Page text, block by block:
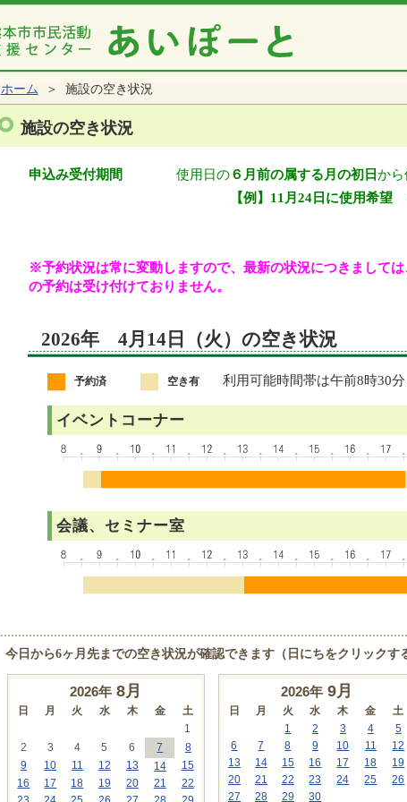
ホーム ＞ 施設の空き状況
施設の空き状況
申込み受付期間 使用日の６月前の属する月の初日か
【例】11月24日に使用希
※予約状況は常に変動しますので、最新の状況につきまして
の予約は受け付けておりません。
2026年 4月14日（火）の空き状況
予約済 空き有 利用可能時間帯は午前8時30分
イベントコーナー
会議、セミナー室
今日から6ヶ月先までの空き状況が確認できます（日にちをクリックす
2026年 8月
日 月 火 水 木 金
土
1
2
3 4 5 6 7
8
9
10 11 12 13 14
15
16
17 18 19 20 21
22
2026年 9月
日 月 火 水 木 金
土
1
2 3 4
5
6
7 8 9 10 11
12
13
14 15 16 17 18
19
20
21 22 23 24 25
26
27
28 29 30